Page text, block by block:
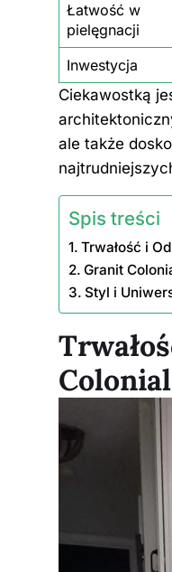
Łatwość w
pielęgnacji
Inwestycja
Ciekawostką
ale także
Spis treści
Trwałość i
Granit
Styl i